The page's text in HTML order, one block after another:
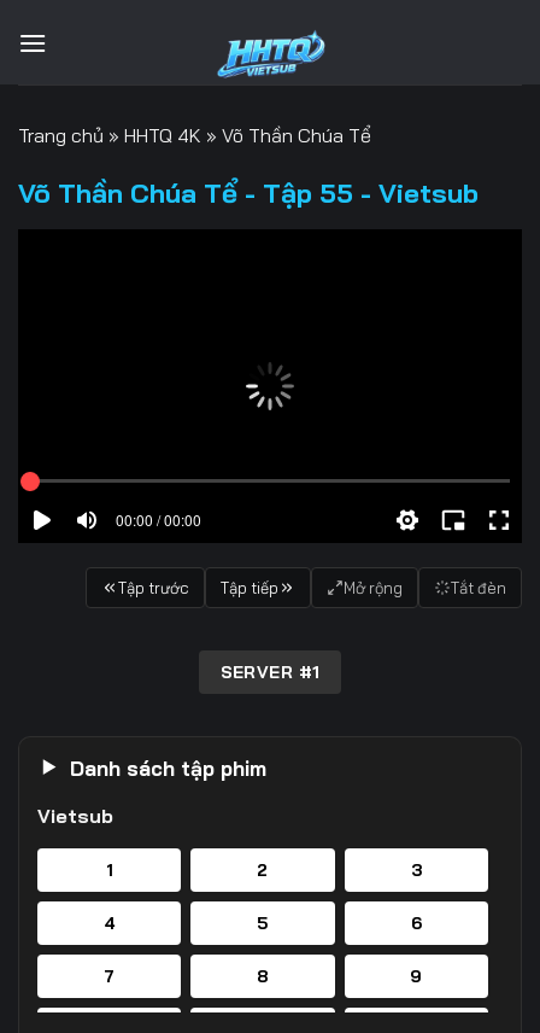
qua
Trang chủ » HHTQ 4K » Võ Thần Chúa Tể
Võ Thần Chúa Tể - Tập 55 - Vietsub
00:00 / 00:00
Tập trước Tập tiếp Mở rộng Tắt đèn
SERVER #1
Danh sách tập phim
Vietsub
1 2 3
4 5 6
7 8 9